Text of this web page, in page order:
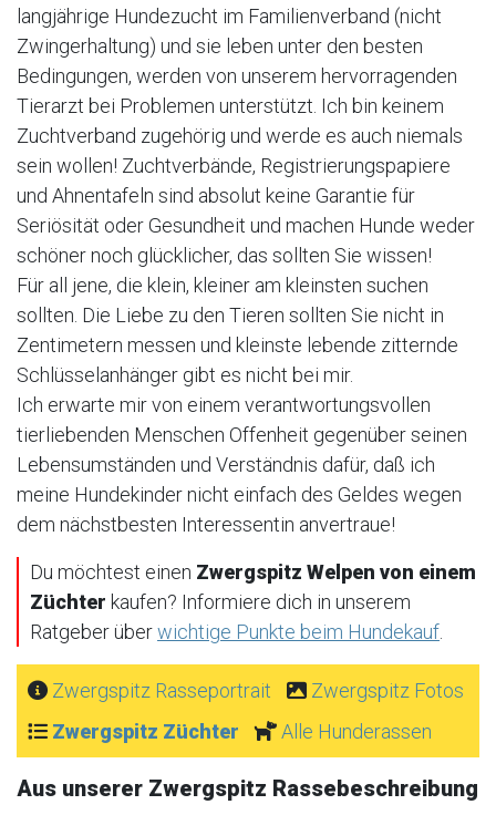
langjährige Hundezucht im Familienverband (nicht
Zwingerhaltung) und sie leben unter den besten
Bedingungen, werden von unserem hervorragenden
Tierarzt bei Problemen unterstützt. Ich bin keinem
Zuchtverband zugehörig und werde es auch niemals
sein wollen! Zuchtverbände, Registrierungspapiere
und Ahnentafeln sind absolut keine Garantie für
Seriösität oder Gesundheit und machen Hunde weder
schöner noch glücklicher, das sollten Sie wissen!
Für all jene, die klein, kleiner am kleinsten suchen
sollten. Die Liebe zu den Tieren sollten Sie nicht in
Zentimetern messen und kleinste lebende zitternde
Schlüsselanhänger gibt es nicht bei mir.
Ich erwarte mir von einem verantwortungsvollen
tierliebenden Menschen Offenheit gegenüber seinen
Lebensumständen und Verständnis dafür, daß ich
meine Hundekinder nicht einfach des Geldes wegen
dem nächstbesten Interessentin anvertraue!
Du möchtest einen Zwergspitz Welpen von einem
Züchter kaufen? Informiere dich in unserem
Ratgeber überwichtige Punkte beim Hundekauf
Zwergspitz Rasseportrait
Zwergspitz Fotos
Zwergspitz Züchter
Alle Hunderassen
Aus unserer Zwergspitz Rassebeschreibung